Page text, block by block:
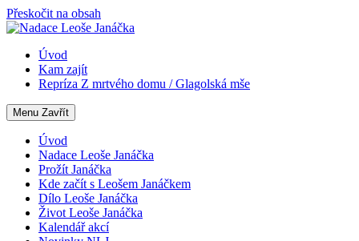
Přeskočit na obsah
Úvod
Kam zajít
Repríza Z mrtvého domu / Glagolská mše
Menu Zavřít
Úvod
Nadace Leoše Janáčka
Prožít Janáčka
Kde začít s Leošem Janáčkem
Dílo Leoše Janáčka
Život Leoše Janáčka
Kalendář akcí